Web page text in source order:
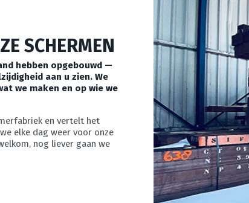
SCHERMEN
hebben opgebouwd —
aan u zien. We
we maken en op wie we
en vertelt het
elke dag weer voor onze
nog liever gaan we